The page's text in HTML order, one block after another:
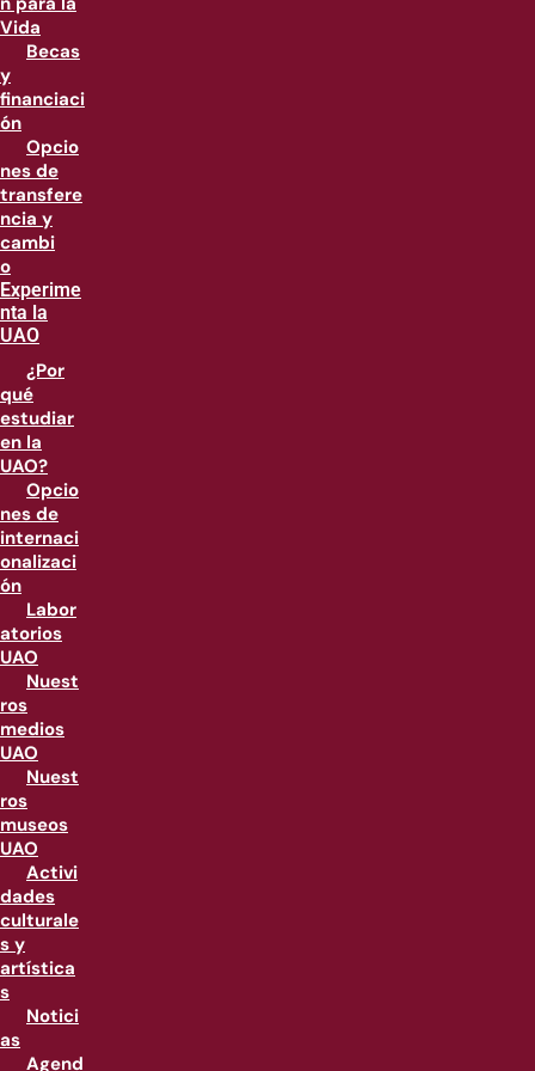
Vida
Becas
y
financiaci
ón
Opcio
nes de
transfere
ncia y
cambi
o
Experime
nta la
UAO
¿Por
qué
estudiar
en la
UAO?
Opcio
nes de
internaci
onalizaci
ón
Labor
atorios
UAO
Nuest
ros
medios
UAO
Nuest
ros
museos
UAO
Activi
dades
culturale
s y
artística
s
Notici
as
Agend